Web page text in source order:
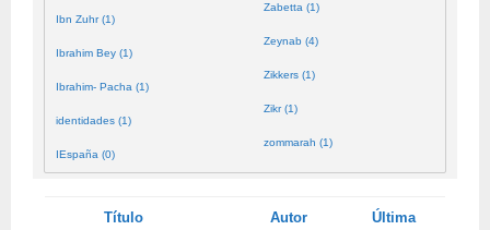
Ibn Zuhr (1)
Ibrahim Bey (1)
Ibrahim- Pacha (1)
identidades (1)
IEspaña (0)
Zabetta (1)
Zeynab (4)
Zikkers (1)
Zikr (1)
zommarah (1)
Título Autor
Última